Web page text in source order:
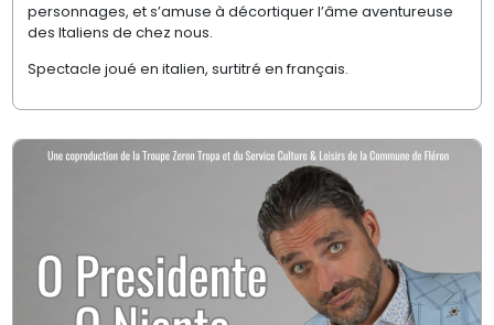
personnages, et s’amuse à décortiquer l’âme aventureuse
des Italiens de chez nous.
Spectacle joué en italien, surtitré en français.